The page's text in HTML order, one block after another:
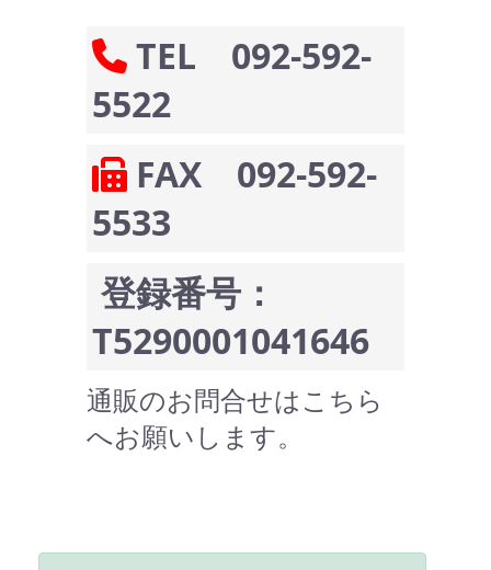
TEL 092-592-
5522
FAX 092-592-
5533
登録番号：
T5290001041646
通販のお問合せはこちら
へお願いします。